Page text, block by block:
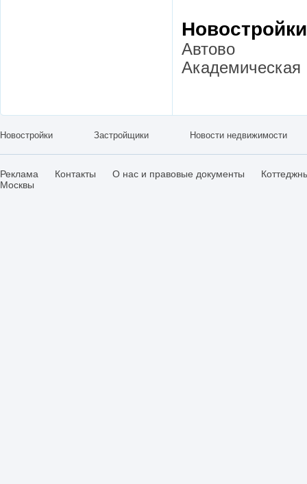
Автово
Академическая
Новостройки Застройщики Новости недвижимости
Реклама Контакты О нас и правовые документы
Москвы